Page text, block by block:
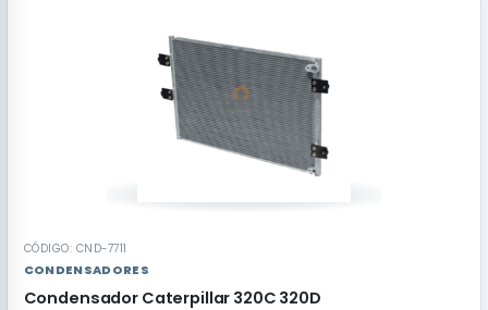
CÓDIGO: CND-7711
CONDENSADORES
Condensador Caterpillar 320C 320D